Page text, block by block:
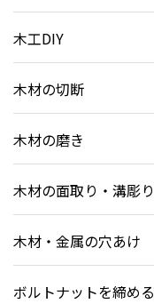
木工DIY
木材の切断
木材の磨き
木材の面取り・溝彫り
木材・金属の穴あけ
ボルトナットを締める